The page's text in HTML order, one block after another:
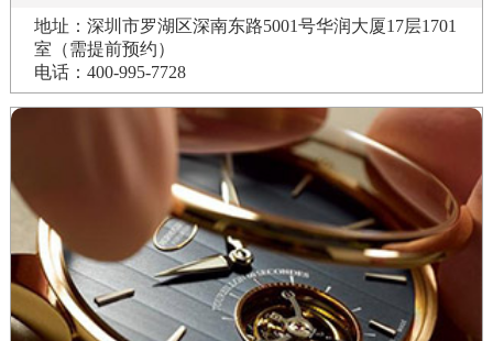
地址：深圳市罗湖区深南东路5001号华润大厦17层1701
室（需提前预约）
电话：400-995-7728